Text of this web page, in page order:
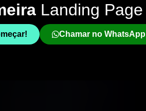
Landing
Chamar no WhatsApp